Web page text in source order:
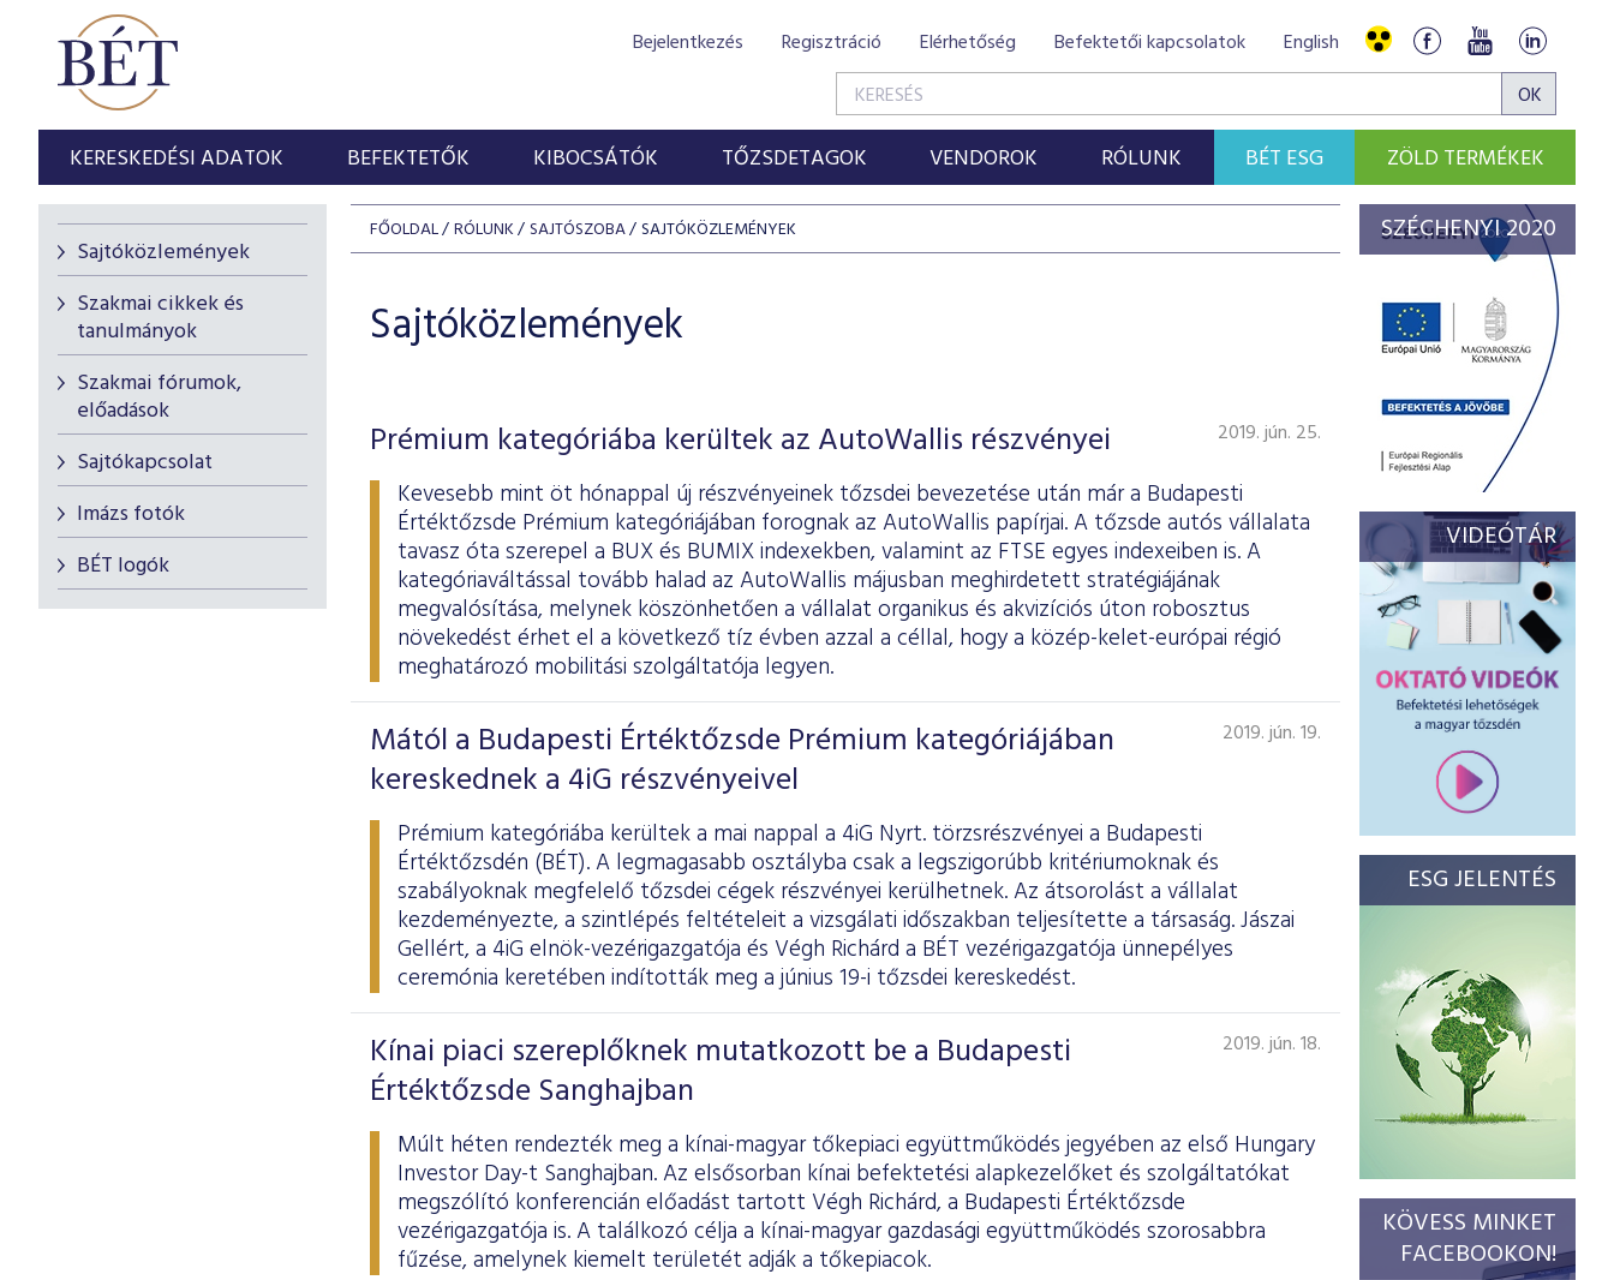
Bejelentkezés Regisztráció Elérhetőség Befektetői kapcsolatok English
KERESKEDÉSI ADATOK BEFEKTETŐK KIBOCSÁTÓK TŐZSDETAGOK VENDOROK RÓLUNK BÉT ESG ZÖLD TERMÉKEK
Sajtóközlemények
Szakmai cikkek és
tanulmányok
Szakmai fórumok,
előadások
Sajtókapcsolat
Imázs fotók
BÉT logók
FŐOLDAL RÓLUNK SAJTÓSZOBA SAJTÓKÖZLEMÉNYEK
Sajtóközlemények
Prémium kategóriába kerültek az AutoWallis részvényei 2019. jún. 25.
Kevesebb mint öt hónappal új részvényeinek tőzsdei bevezetése után már a Budapesti
Értéktőzsde Prémium kategóriájában forognak az AutoWallis papírjai. A tőzsde autós vállalata
tavasz óta szerepel a BUX és BUMIX indexekben, valamint az FTSE egyes indexeiben is. A
kategóriaváltással tovább halad az AutoWallis májusban meghirdetett stratégiájának
megvalósítása, melynek köszönhetően a vállalat organikus és akvizíciós úton robosztus
növekedést érhet el a következő tíz évben azzal a céllal, hogy a közép-kelet-európai régió
meghatározó mobilitási szolgáltatója legyen.
Mától a Budapesti Értéktőzsde Prémium kategóriájában
kereskednek a 4iG részvényeivel
2019. jún. 19.
Prémium kategóriába kerültek a mai nappal a 4iG Nyrt. törzsrészvényei a Budapesti
Értéktőzsdén (BÉT). A legmagasabb osztályba csak a legszigorúbb kritériumoknak és
szabályoknak megfelelő tőzsdei cégek részvényei kerülhetnek. Az átsorolást a vállalat
kezdeményezte, a szintlépés feltételeit a vizsgálati időszakban teljesítette a társaság. Jászai
Gellért, a 4iG elnök-vezérigazgatója és Végh Richárd a BÉT vezérigazgatója ünnepélyes
ceremónia keretében indították meg a június 19-i tőzsdei kereskedést.
Kínai piaci szereplőknek mutatkozott be a Budapesti
Értéktőzsde Sanghajban
2019. jún. 18.
Múlt héten rendezték meg a kínai-magyar tőkepiaci együttműködés jegyében az első Hungary
Investor Day-t Sanghajban. Az elsősorban kínai befektetési alapkezelőket és szolgáltatókat
megszólító konferencián előadást tartott Végh Richárd, a Budapesti Értéktőzsde
vezérigazgatója is. A találkozó célja a kínai-magyar gazdasági együttműködés szorosabbra
fűzése, amelynek kiemelt területét adják a tőkepiacok.
SZÉCHENYI 2020
VIDEÓTÁR
ESG JELENTÉS
KÖVESS MINKET
FACEBOOKON!